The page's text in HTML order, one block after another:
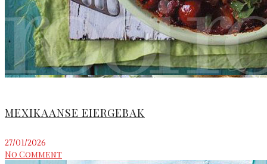
MEXIKAANSE EIERGEBAK
27/01/2026
No Comment